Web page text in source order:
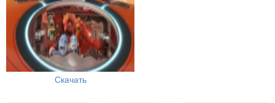
Скачать